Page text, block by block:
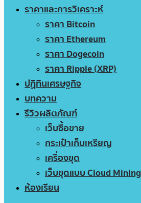
ราคาและการวิเคราะห์
ราคา Bitcoin
ราคา Ethereum
ราคา Dogecoin
ราคา Ripple (XRP)
ปฏิทินเศรษฐกิจ
บทความ
รีวิวผลิตภัณฑ์
เว็บซื้อขาย
กระเป๋าเก็บเหรียญ
เครื่องขุด
เว็บขุดแบบ Cloud Mining
ห้องเรียน